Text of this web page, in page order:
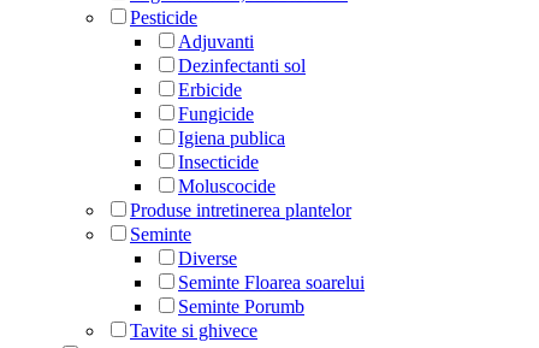
Pesticide
Adjuvanti
Dezinfectanti sol
Erbicide
Fungicide
Igiena publica
Insecticide
Moluscocide
Produse intretinerea plantelor
Seminte
Diverse
Seminte Floarea soarelui
Seminte Porumb
Tavite si ghivece